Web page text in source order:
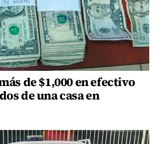
de $1,000 en efectivo
de una casa en